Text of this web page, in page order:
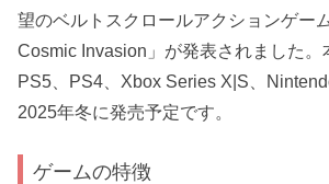
望のベルトスクロールアクションゲー
Cosmic Invasion」が発表されました。
PS5、PS4、Xbox Series X|S、
2025年冬に発売予定です。
ゲームの特徴